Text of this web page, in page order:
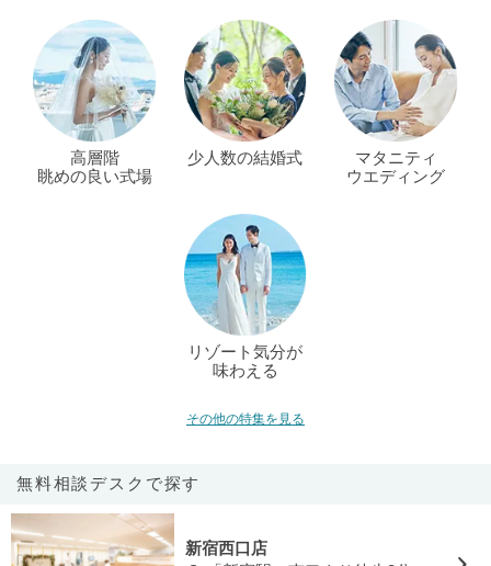
高層階
眺めの良い式場
少人数の結婚式
マタニティ
ウエディング
リゾート気分が
味わえる
その他の特集を見る
無料相談デスクで探す
新宿西口店